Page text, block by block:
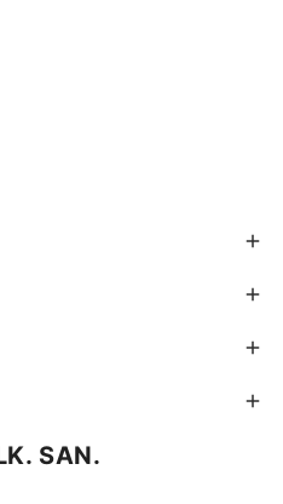
SAN.